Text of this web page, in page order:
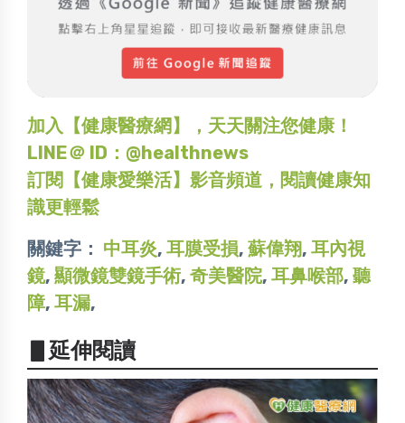
加入【健康醫療網】，天天關注您健康！
LINE＠ ID：@healthnews
訂閱【健康愛樂活】影音頻道，閱讀健康知
識更輕鬆
關鍵字： 中耳炎, 耳膜受損, 蘇偉翔, 耳內視
鏡, 顯微鏡雙鏡手術, 奇美醫院, 耳鼻喉部, 聽
障, 耳漏,
▋延伸閱讀